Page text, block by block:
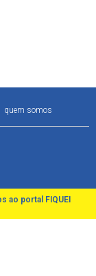
quem somos
ao portal FIQUEI